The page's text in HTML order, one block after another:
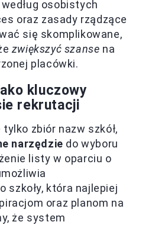
osobistych
oraz zasady rządzące
się skomplikowane,
zwiększyć szanse na
placówki.
kluczowy
rekrutacji
zbiór nazw szkół,
narzędzie do wyboru
listy w oparciu o
szkoły, która najlepiej
oraz planom na
że system